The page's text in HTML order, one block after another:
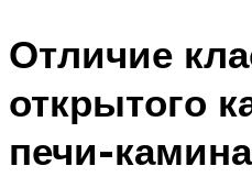
Отличие
открытого
печи-камина